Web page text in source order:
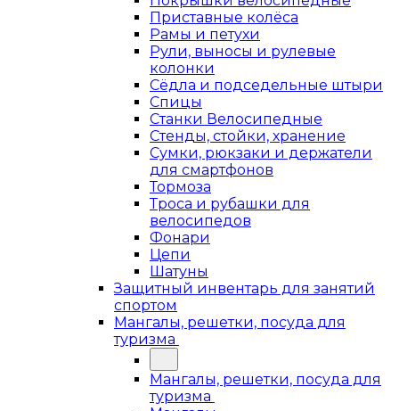
Приставные колёса
Рамы и петухи
Рули, выносы и рулевые
колонки
Сёдла и подседельные штыри
Спицы
Станки Велосипедные
Стенды, стойки, хранение
Сумки, рюкзаки и держатели
для смартфонов
Тормоза
Троса и рубашки для
велосипедов
Фонари
Цепи
Шатуны
Защитный инвентарь для занятий
спортом
Мангалы, решетки, посуда для
туризма
Мангалы, решетки, посуда для
туризма